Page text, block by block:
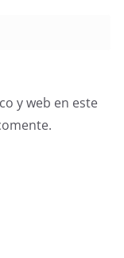
y web en este